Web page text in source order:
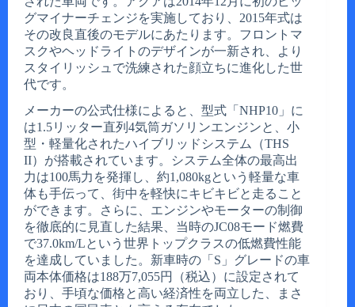
グマイナーチェンジを実施しており、2015年式は
その改良直後のモデルにあたります。フロントマ
スクやヘッドライトのデザインが一新され、より
スタイリッシュで洗練された顔立ちに進化した世
代です。
メーカーの公式仕様によると、型式「NHP10」に
は1.5リッター直列4気筒ガソリンエンジンと、小
型・軽量化されたハイブリッドシステム（THS
II）が搭載されています。システム全体の最高出
力は100馬力を発揮し、約1,080kgという軽量な車
体も手伝って、街中を軽快にキビキビと走ること
ができます。さらに、エンジンやモーターの制御
を徹底的に見直した結果、当時のJC08モード燃費
で37.0km/Lという世界トップクラスの低燃費性能
を達成していました。新車時の「S」グレードの車
両本体価格は188万7,055円（税込）に設定されて
おり、手頃な価格と高い経済性を両立した、まさ